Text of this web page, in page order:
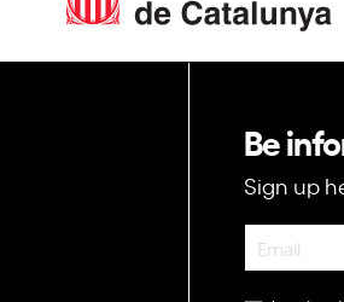
Be
Sign up
Newsletter